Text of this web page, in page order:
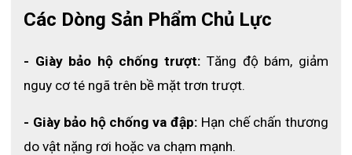
Các Dòng Sản Phẩm Chủ Lực
- Giày bảo hộ chống trượt: Tăng độ bám, giảm
nguy cơ té ngã trên bề mặt trơn trượt.
- Giày bảo hộ chống va đập: Hạn chế chấn thương
do vật nặng rơi hoặc va chạm mạnh.